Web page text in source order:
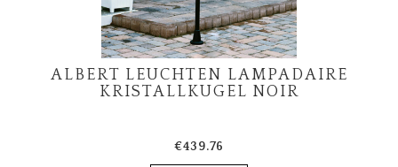
ALBERT LEUCHTEN LAMPADAIRE
KRISTALLKUGEL NOIR
€439.76